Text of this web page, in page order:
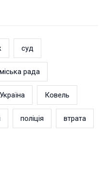
суд
рада
Україна Ковель
поліція втрата